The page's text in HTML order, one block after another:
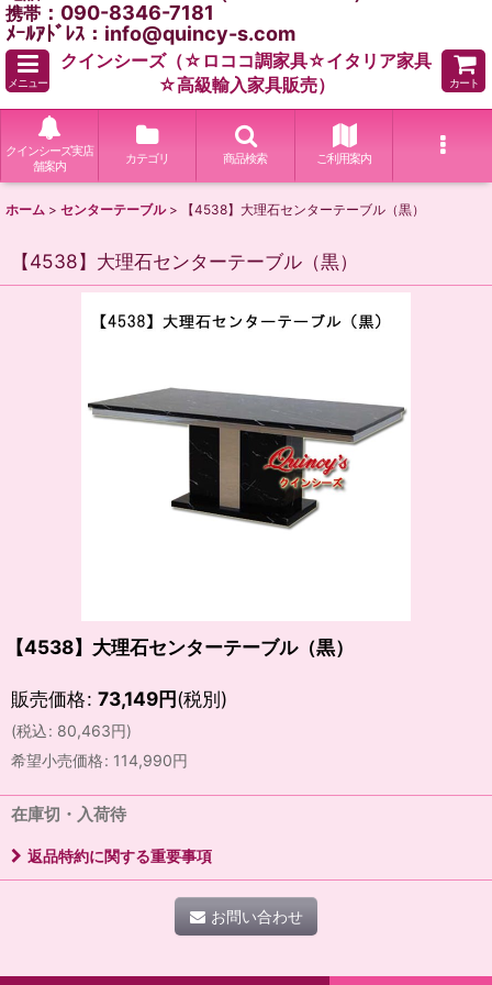
携帯 ：090-8346-7181
ﾒｰﾙｱﾄﾞﾚｽ：info@quincy-s.com
メニュー
クインシーズ（☆ロココ調家具☆イタリア家具
☆高級輸入家具販売）
カート
クインシーズ実店
舗案内
カテゴリ 商品検索 ご利用案内
ホーム > センターテーブル > 【4538】大理石センターテーブル（黒）
【4538】大理石センターテーブル（黒）
【4538】大理石センターテーブル（黒）
販売価格: 73,149円(税別)
(税込: 80,463円)
希望小売価格: 114,990円
在庫切・入荷待
返品特約に関する重要事項
お問い合わせ